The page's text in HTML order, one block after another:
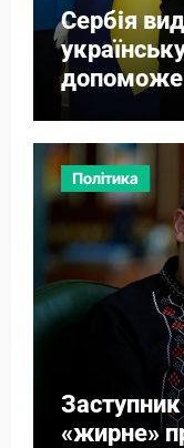
Сербія
допоможе
міст
Політика
«жирне»